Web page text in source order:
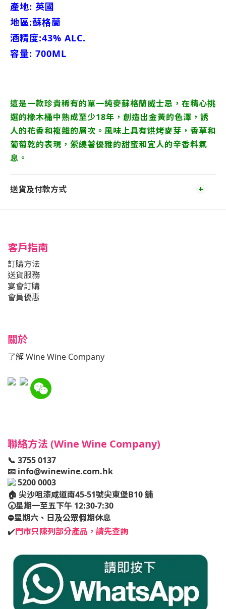
產地: 英國
地區:蘇格蘭
酒精度:43% ALC.
容量: 700ML
這是一款珍貴稀有的單一純麥蘇格蘭威士忌，在精心挑
選的橡木桶中熟成至少18年，創造出金黃的色澤，誘
人的花香和複雜的層次。風味上具有烘烤麥芽，香草和
葡萄乾的表現，縈繞著優雅的甜蜜和宜人的辛香料氣
息。
送貨及付款方式
客戶指南
訂購方法
送貨服務
宴會訂購
會員優惠
關於
了解 Wine Wine Company
聯絡方法 (Wine Wine Company)
📞 3755 0137
📧 info@winewine.com.hk
5200 0003
🏠 尖沙咀漆咸道南45-51號尖東堡B10 舖
🕢星期一至五下午 12:30-7:30
⛔️星期六、日及公眾假期休息
✔️門市只陳列部分產品，請先查詢